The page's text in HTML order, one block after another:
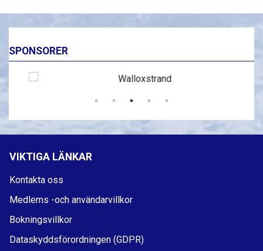
SPONSORER
VIKTIGA LÄNKAR
Kontakta oss
Medlems -och användarvillkor
Bokningsvillkor
Dataskyddsförordningen (GDPR)